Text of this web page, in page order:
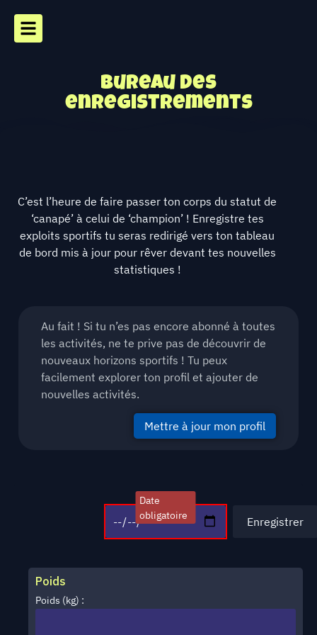
Bureau des
enregistrements
C’est l’heure de faire passer ton corps du statut de
‘canapé’ à celui de ‘champion’ ! Enregistre tes
exploits sportifs tu seras redirigé vers ton tableau
de bord mis à jour pour rêver devant tes nouvelles
statistiques !
Au fait ! Si tu n’es pas encore abonné à toutes
les activités, ne te prive pas de découvrir de
nouveaux horizons sportifs ! Tu peux
facilement explorer ton profil et ajouter de
nouvelles activités.
Mettre à jour mon profil
Poids
Poids (kg) :